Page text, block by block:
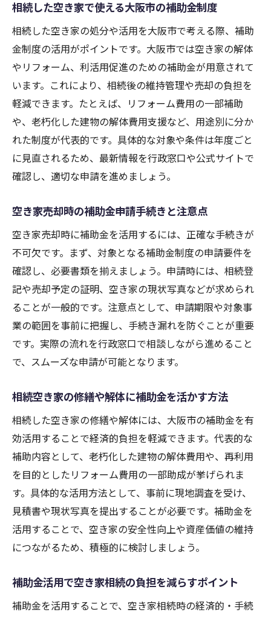
相続した空き家で使える大阪市の補助金制度
相続した空き家の処分や活用を大阪市で考える際、補助
金制度の活用がポイントです。大阪市では空き家の解体
やリフォーム、利活用促進のための補助金が用意されて
います。これにより、相続後の維持管理や売却の負担を
軽減できます。たとえば、リフォーム費用の一部補助
や、老朽化した建物の解体費用支援など、用途別に分か
れた制度が代表的です。具体的な対象や条件は年度ごと
に見直されるため、最新情報を行政窓口や公式サイトで
確認し、適切な申請を進めましょう。
空き家売却時の補助金申請手続きと注意点
空き家売却時に補助金を活用するには、正確な手続きが
不可欠です。まず、対象となる補助金制度の申請要件を
確認し、必要書類を揃えましょう。申請時には、相続登
記や売却予定の証明、空き家の現状写真などが求められ
ることが一般的です。注意点として、申請期限や対象事
業の範囲を事前に把握し、手続き漏れを防ぐことが重要
です。実際の流れを行政窓口で相談しながら進めること
で、スムーズな申請が可能となります。
相続空き家の修繕や解体に補助金を活かす方法
相続した空き家の修繕や解体には、大阪市の補助金を有
効活用することで経済的負担を軽減できます。代表的な
補助内容として、老朽化した建物の解体費用や、再利用
を目的としたリフォーム費用の一部助成が挙げられま
す。具体的な活用方法として、事前に現地調査を受け、
見積書や現状写真を提出することが必要です。補助金を
活用することで、空き家の安全性向上や資産価値の維持
につながるため、積極的に検討しましょう。
補助金活用で空き家相続の負担を減らすポイント
補助金を活用することで、空き家相続時の経済的・手続